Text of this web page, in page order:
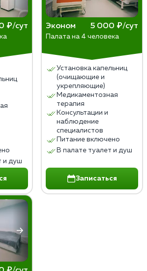
внутри квартиры, чтобы не
соседей.
В документах часто не
используются нейтральные
(например,
терапия»).
1–3 визита для
очищения крови и нормализации
препаратов (3–5
консультировать по
1 финальный визит для
процедуры (укол или
после стабилизации состояния.
₽/сут
и душ
Эконом 5 000 ₽/сут
Палата на 4 человека
Установка капельниц
(очищающие и
укрепляющие)
Медикаментозная
терапия
Консультации и
наблюдение
специалистов
Питание включено
В палате туалет и душ
Записаться